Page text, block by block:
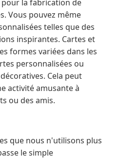
la fabrication de
Vous pouvez même
telles que des
inspirantes. Cartes et
formes variées dans les
personnalisées ou
Cela peut
activité amusante à
ou des amis.
que nous n'utilisons plus
le simple